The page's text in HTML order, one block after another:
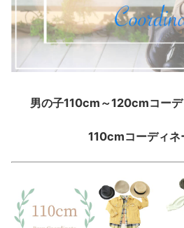
男の子110cm～120cmコーデ
110cmコーディネ